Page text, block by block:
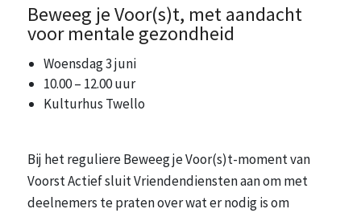
Beweeg je Voor(s)t, met aandacht
voor mentale gezondheid
Woensdag 3 juni
10.00 – 12.00 uur
Kulturhus Twello
Bij het reguliere Beweeg je Voor(s)t-moment van
Voorst Actief sluit Vriendendiensten aan om met
deelnemers te praten over wat er nodig is om